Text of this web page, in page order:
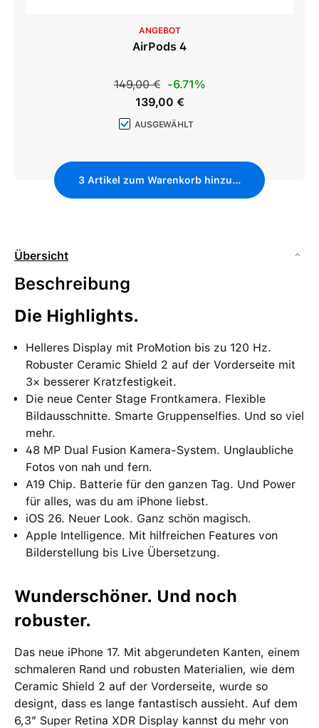
ANGEBOT
AirPods 4
Verkaufspreis:
Regulärer Preis:
149,00 € -6.71%
139,00 €
AUSGEWÄHLT
3 Artikel zum Warenkorb hinzufügen
Übersicht
Beschreibung
Die Highlights.
Helleres Display mit ProMotion bis zu 120 Hz.
Robuster Ceramic Shield 2 auf der Vorderseite mit
3× besserer Kratzfestigkeit.
Die neue Center Stage Frontkamera. Flexible
Bildausschnitte. Smarte Gruppenselfies. Und so viel
mehr.
48 MP Dual Fusion Kamera-System. Unglaubliche
Fotos von nah und fern.
A19 Chip. Batterie für den ganzen Tag. Und Power
für alles, was du am iPhone liebst.
iOS 26. Neuer Look. Ganz schön magisch.
Apple Intelligence. Mit hilfreichen Features von
Bilderstellung bis Live Übersetzung.
Wunderschöner. Und noch
robuster.
Das neue iPhone 17. Mit abgerundeten Kanten, einem
schmaleren Rand und robusten Materialien, wie dem
Ceramic Shield 2 auf der Vorderseite, wurde so
designt, dass es lange fantastisch aussieht. Auf dem
6,3″ Super Retina XDR Display kannst du mehr von